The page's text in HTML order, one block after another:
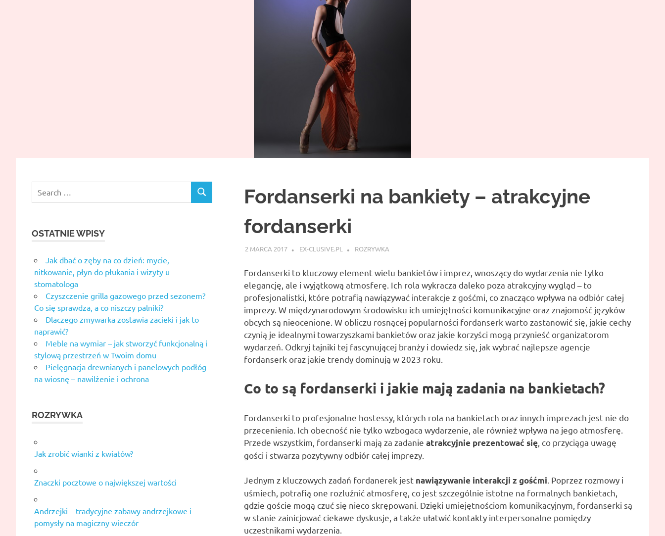
Fordanserki na bankiety – atrakcyjne
fordanserki
2 MARCA 2017 EX-CLUSIVE.PL ROZRYWKA
Fordanserki to kluczowy element wielu bankietów i imprez, wnoszący do wydarzenia nie tylko
elegancję, ale i wyjątkową atmosferę. Ich rola wykracza daleko poza atrakcyjny wygląd – to
profesjonalistki, które potrafią nawiązywać interakcje z gośćmi, co znacząco wpływa na odbiór całej
imprezy. W międzynarodowym środowisku ich umiejętności komunikacyjne oraz znajomość języków
obcych są nieocenione. W obliczu rosnącej popularności fordanserk warto zastanowić się, jakie cechy
czynią je idealnymi towarzyszkami bankietów oraz jakie korzyści mogą przynieść organizatorom
wydarzeń. Odkryj tajniki tej fascynującej branży i dowiedz się, jak wybrać najlepsze agencje
fordanserk oraz jakie trendy dominują w 2023 roku.
Co to są fordanserki i jakie mają zadania na bankietach?
Fordanserki to profesjonalne hostessy, których rola na bankietach oraz innych imprezach jest nie do
przecenienia. Ich obecność nie tylko wzbogaca wydarzenie, ale również wpływa na jego atmosferę.
Przede wszystkim, fordanserki mają za zadanie atrakcyjnie prezentować się, co przyciąga uwagę
gości i stwarza pozytywny odbiór całej imprezy.
Jednym z kluczowych zadań fordanerek jest nawiązywanie interakcji z gośćmi. Poprzez rozmowy i
uśmiech, potrafią one rozluźnić atmosferę, co jest szczególnie istotne na formalnych bankietach,
gdzie goście mogą czuć się nieco skrępowani. Dzięki umiejętnościom komunikacyjnym, fordanserki są
w stanie zainicjować ciekawe dyskusje, a także ułatwić kontakty interpersonalne pomiędzy
uczestnikami wydarzenia.
for:
SEARCH
OSTATNIE WPISY
Jak dbać o zęby na co dzień: mycie,
nitkowanie, płyn do płukania i wizyty u
stomatologa
Czyszczenie grilla gazowego przed sezonem?
Co się sprawdza, a co niszczy palniki?
Dlaczego zmywarka zostawia zacieki i jak to
naprawić?
Meble na wymiar – jak stworzyć funkcjonalną i
stylową przestrzeń w Twoim domu
Pielęgnacja drewnianych i panelowych podłóg
na wiosnę – nawilżenie i ochrona
ROZRYWKA
Jak zrobić wianki z kwiatów?
Znaczki pocztowe o największej wartości
Andrzejki – tradycyjne zabawy andrzejkowe i
pomysły na magiczny wieczór